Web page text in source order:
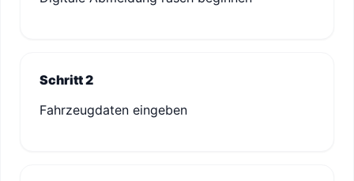
Schritt 2
Fahrzeugdaten eingeben